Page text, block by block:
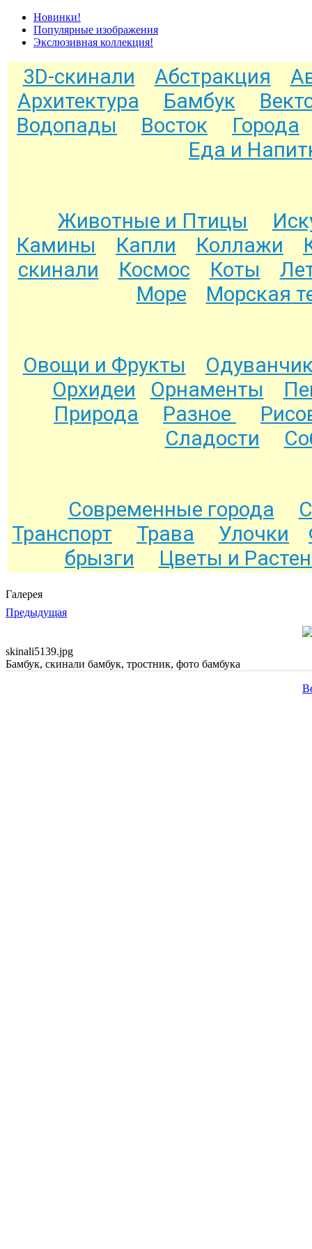
Новинки!
Популярные изображения
Экслюзивная коллекция!
3D-скинали Абстракция
Архитектура
Бамбук
Водопады
Восток
Города
Еда и
Животные и Птицы
Камины
Капли Коллажи
скинали
Космос Коты
Море
Морская
Овощи и Фрукты
Орхидеи
Орнаменты
Природа
Разное
Сладости
Современные города
Транспорт
Трава Улочки
брызги
Цветы и
Галерея
Предыдущая
skinali5139.jpg
Бамбук, скинали бамбук, тростник, фото бамбука